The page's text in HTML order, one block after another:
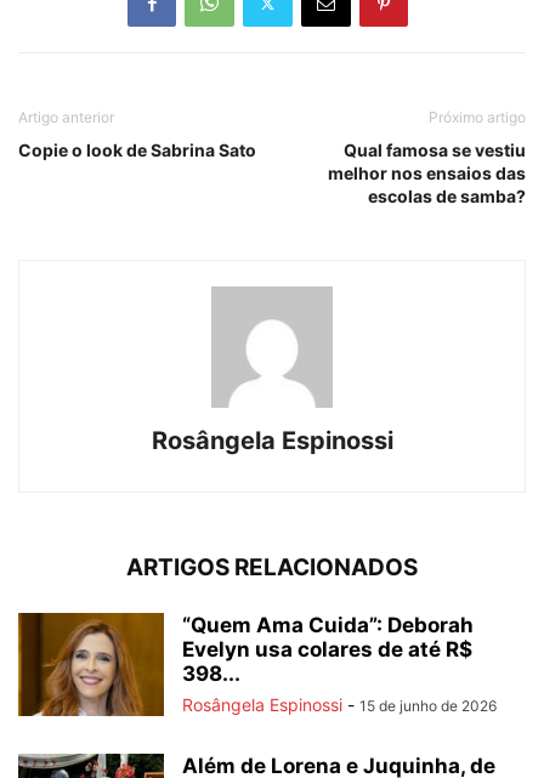
Artigo anterior
Copie o look de Sabrina Sato
Próximo artigo
Qual famosa se vestiu
melhor nos ensaios das
escolas de samba?
Rosângela Espinossi
ARTIGOS RELACIONADOS
“Quem Ama Cuida”: Deborah
Evelyn usa colares de até R$
398...
Rosângela Espinossi - 15 de junho de 2026
Além de Lorena e Juquinha, de